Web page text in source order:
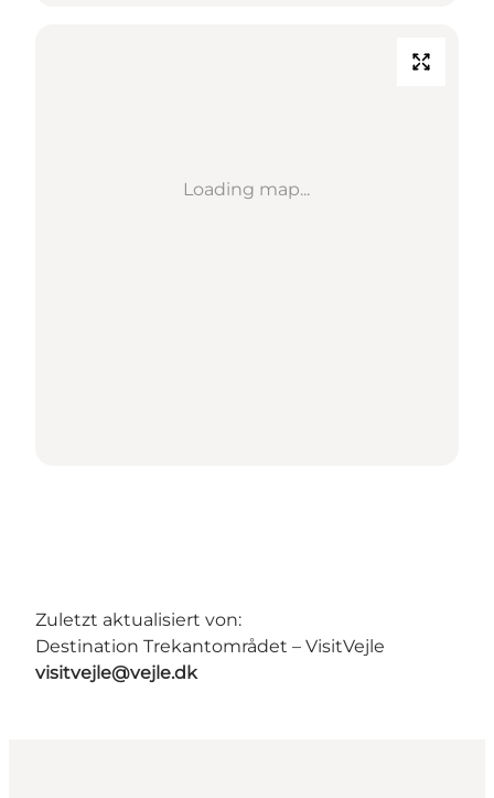
Loading map...
Zuletzt aktualisiert von:
Destination Trekantområdet – VisitVejle
visitvejle@vejle.dk